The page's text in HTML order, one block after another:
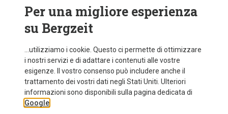
+10
fino a 35%
Per una migliore esperienza
su Bergzeit
...utilizziamo i cookie. Questo ci permette di ottimizzare
i nostri servizi e di adattare i contenuti alle vostre
esigenze. Il vostro consenso può includere anche il
trattamento dei vostri dati negli Stati Uniti. Ulteriori
informazioni sono disponibili sulla pagina dedicata di
Google